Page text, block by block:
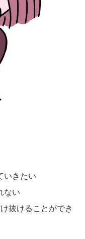
いきたい
ない
抜けることができ